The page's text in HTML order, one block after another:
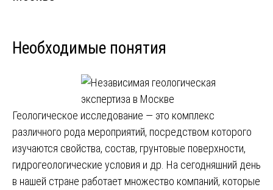
Необходимые понятия
Геологическое исследование — это комплекс
различного рода мероприятий, посредством которого
изучаются свойства, состав, грунтовые поверхности,
гидрогеологические условия и др. На сегодняшний день
в нашей стране работает множество компаний, которые